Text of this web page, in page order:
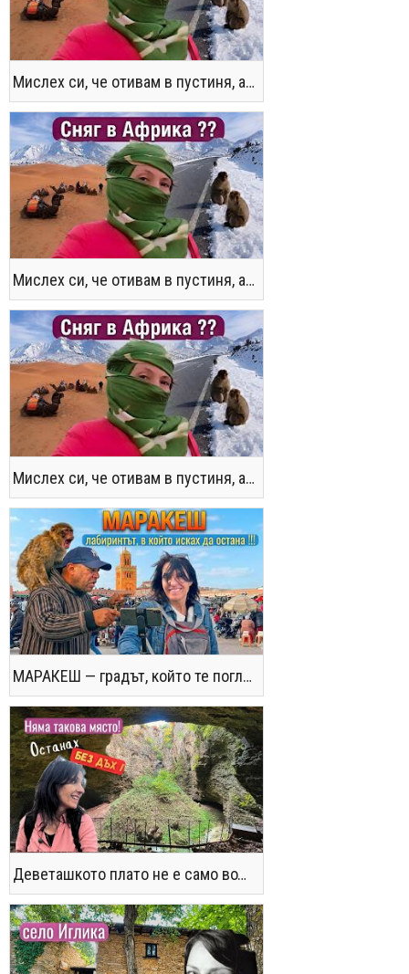
Мислех си, че отивам в пустиня, а се озовах в снега !! / Not the Morocco You Know
Мислех си, че отивам в пустиня, а се озовах в снега !! / Not the Morocco You Know
Мислех си, че отивам в пустиня, а се озовах в снега !! / Not the Morocco You Know
МАРАКЕШ — градът, който те поглъща без предупреждение
Деветашкото плато не е само водопади и пещери - последвайте ме!